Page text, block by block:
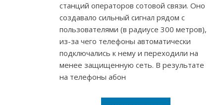
станций операторов сотовой связи. Оно
создавало сильный сигнал рядом с
пользователями (в радиусе 300 метров),
из-за чего телефоны автоматически
подключались к нему и переходили на
менее защищенную сеть. В результате
на телефоны абон